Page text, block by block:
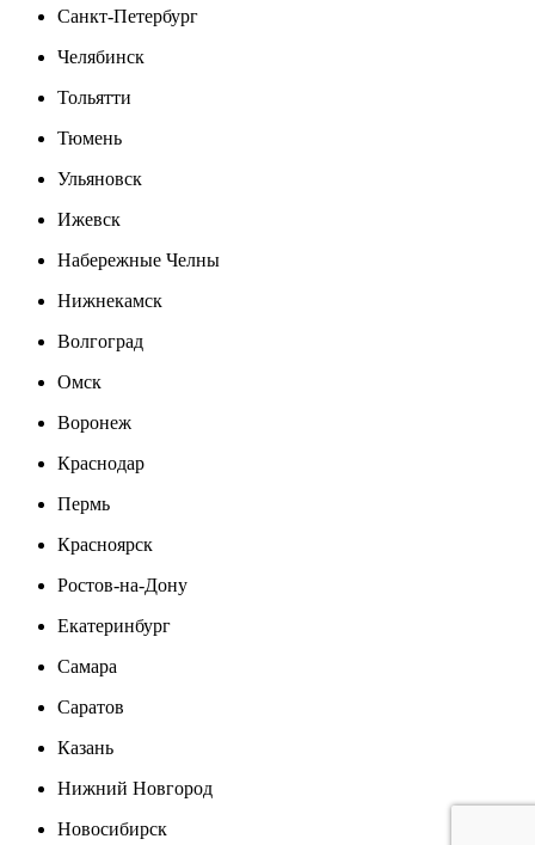
Санкт-Петербург
Челябинск
Тольятти
Тюмень
Ульяновск
Ижевск
Набережные Челны
Нижнекамск
Волгоград
Омск
Воронеж
Краснодар
Пермь
Красноярск
Ростов-на-Дону
Екатеринбург
Самара
Саратов
Казань
Нижний Новгород
Новосибирск